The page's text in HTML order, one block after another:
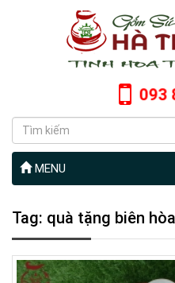
093
MENU
Tag: quà tặng biên hòa